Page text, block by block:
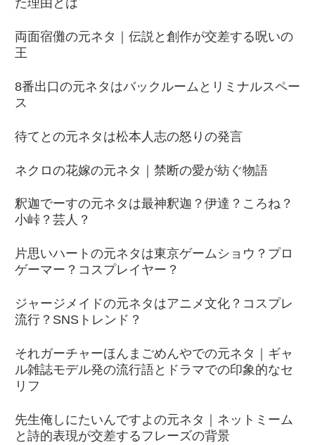
た理由とは
両面宿儺の元ネタ｜伝説と創作が交差する呪いの
王
8番出口の元ネタはバックルームとリミナルスペー
ス
待てとの元ネタは松本人志の怒りの発言
ネクロの花嫁の元ネタ｜禁断の愛が紡ぐ物語
釈迦でーすの元ネタは最神釈迦？伊達？ころね？
小峠？芸人？
片思いハートの元ネタは東京ゲームショウ？プロ
ゲーマー？コスプレイヤー？
ジャージメイドの元ネタはアニメ文化？コスプレ
流行？SNSトレンド？
それガーチャーほんまごめんやでの元ネタ｜ギャ
ル雑誌モデル発の流行語とドラマでの印象的なセ
リフ
先生俺しにたいんですよの元ネタ｜ネットミーム
と詩的表現が交差するフレーズの背景